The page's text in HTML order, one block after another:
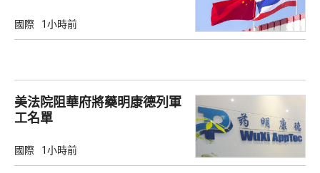
國際 1小時前
美法院阻華府將藥明康德列軍
工名單
國際 1小時前